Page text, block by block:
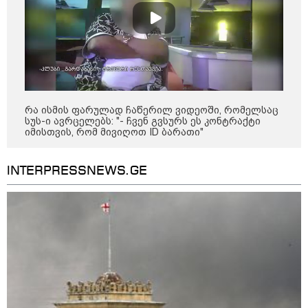
10:52 / 06-08-2026
ვაშინგტონს რაკეტების დეფიციტი აქვს? -
23:15 / 06-08-2026
“არ მინდა, ბაიდენივით
სცენიდან გადავარდეს“ -
რა ისმის ფარულად ჩაწერილ ვიდეოში, რომელსაც
სუს-ი ავრცელებს: "- ჩვენ გვსურს ეს კონტრაქტი
იმისთვის, რომ მივიღოთ ID ბარათი"
INTERPRESSNEWS.GE